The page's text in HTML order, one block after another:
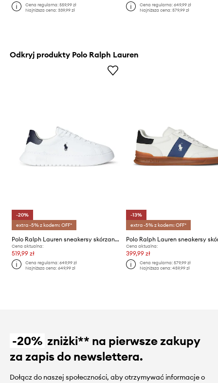
Cena regularna:559,99 zł
Najniższa cena:339,99 zł
Cena regularna: 649,99 zł
Najniższa cena: 579,99 zł
Odkryj produkty Polo Ralph Lauren
-20%
extra -5% z kodem: OFF*
Polo Ralph Lauren sneakersy skórzane Rlite Court
Cena aktualna:
519,99 zł
Cena regularna:649,99 zł
Najniższa cena:649,99 zł
-13%
extra -5% z kodem: OFF*
Cena aktualna:
399,99 zł
Cena regularna: 579,99 zł
Najniższa cena: 459,99 zł
-20% zniżki** na pierwsze zakupy
za zapis do newslettera.
Dołącz do naszej społeczności, aby otrzymywać informacje o